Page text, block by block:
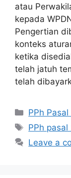
atau
kepada
Pengertian
konteks
ketika
telah jatuh
telah
Categories
PPh Pasal
Tags
PPh pasal
Leave a